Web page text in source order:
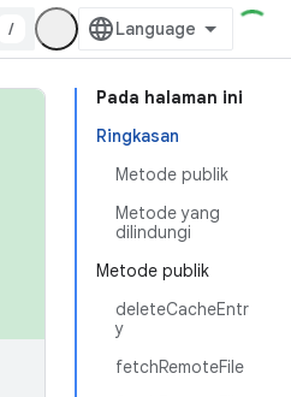
/
Pada halaman ini
Ringkasan
Metode publik
Metode yang
dilindungi
Metode publik
deleteCacheEntr
y
fetchRemoteFile